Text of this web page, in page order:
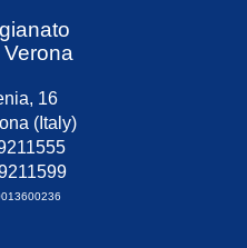
16
(Italy)